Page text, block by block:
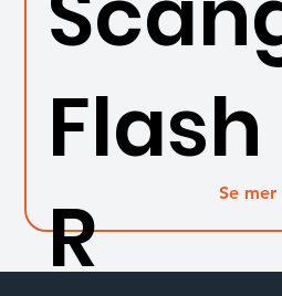
R
Se mer